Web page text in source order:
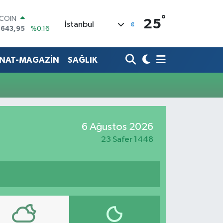
%0.16
%0.06
ALTIN
%0.12
İstanbul 25°
MAGAZİN SAĞLIK
6 Ağustos 2026
23 Safer 1448